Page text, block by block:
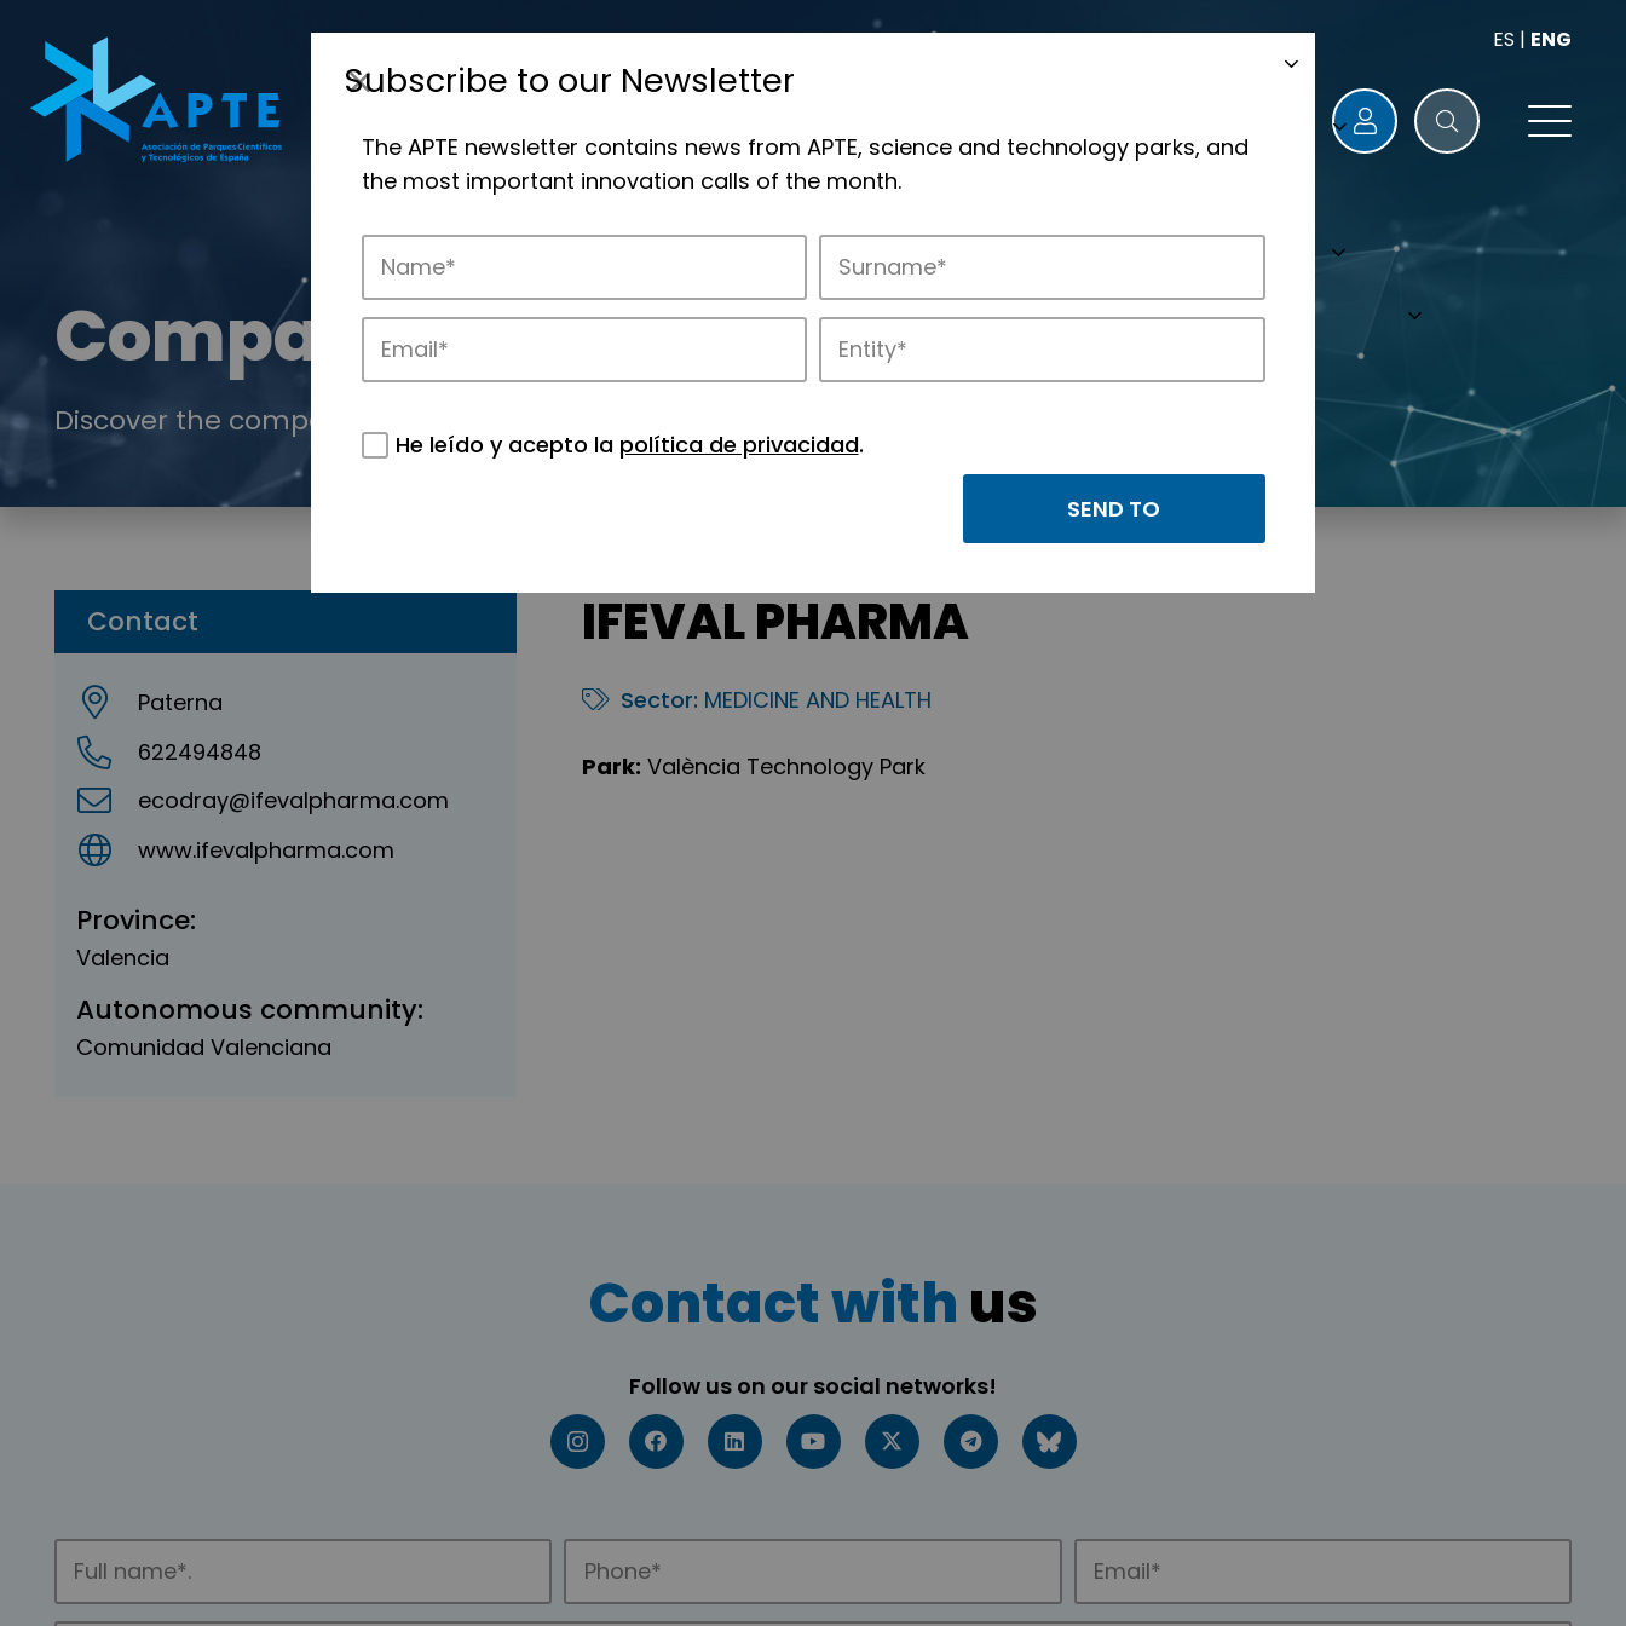
ES | ENG
Companies
Discover the companies that drive innovation in APTE’s parks.
Contact
Paterna
622494848
ecodray@ifevalpharma.com
www.ifevalpharma.com
Province:
Valencia
Autonomous community:
Comunidad Valenciana
IFEVAL PHARMA
Sector: MEDICINE AND HEALTH
Park: València Technology Park
Contact with us
Follow us on our social networks!
Subscribe to our Newsletter
The APTE newsletter contains news from APTE, science and technology parks, and
the most important innovation calls of the month.
He leído y acepto la política de privacidad.